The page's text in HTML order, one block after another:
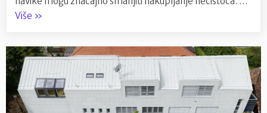
Više “Čista
–
temelj
zdravog
doma
»